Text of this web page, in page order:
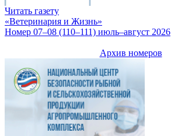
Читать газету
«Ветеринария и Жизнь»
Номер 07–08 (110–111) июль–август 2026
Архив номеров